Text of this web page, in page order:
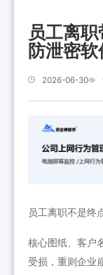
员工离
防泄密
2026-06-30
员工离职不是终
核心图纸、客户
受损，重则企业